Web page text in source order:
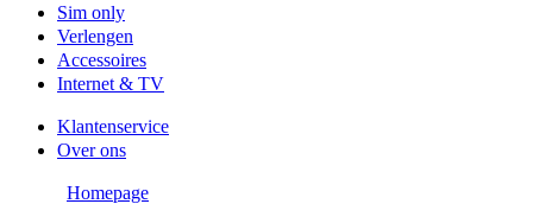
Sim only
Verlengen
Accessoires
Internet & TV
Klantenservice
Over ons
Homepage